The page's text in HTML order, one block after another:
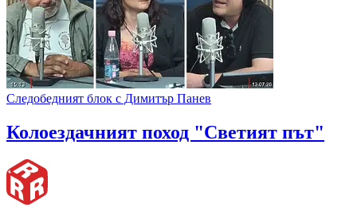
Следобедният блок с Димитър Панев
Колоездачният поход "Светият път"